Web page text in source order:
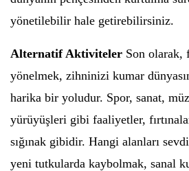
yönetilebilir hale getirebilirsiniz.
Alternatif Aktiviteler Son olarak,
yönelmek, zihninizi kumar
harika bir yoludur. Spor, sanat,
yürüyüşleri gibi faaliyetler,
sığınak gibidir. Hangi alanları
yeni tutkularda kaybolmak, sanal